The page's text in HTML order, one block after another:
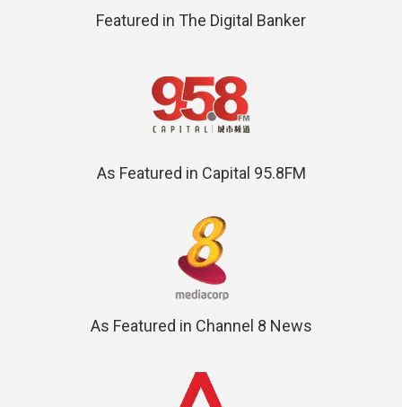
Featured in The Digital Banker
As Featured in Capital 95.8FM
As Featured in Channel 8 News